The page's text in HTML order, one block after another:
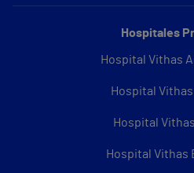
Hospitales
Hospital Vithas
Hospital
Hospital
Hospital Vithas